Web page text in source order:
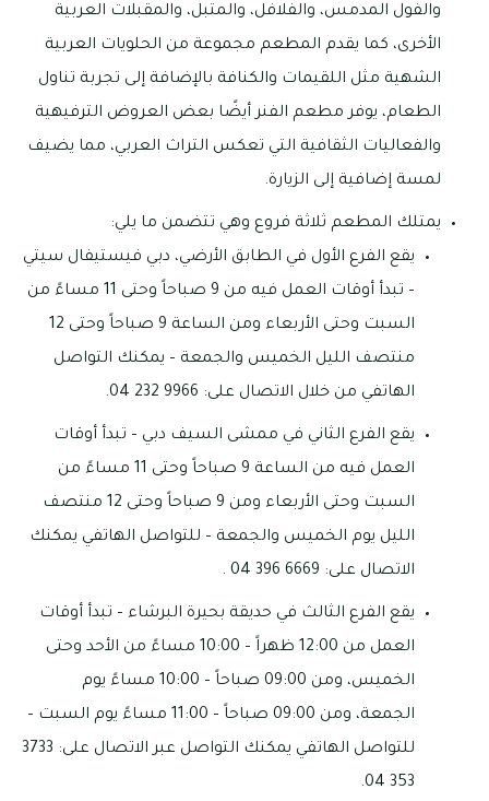
والفول المدمس، والفلافل، والمتبل، والمقبلات العربية
الأخرى، كما يقدم المطعم مجموعة من الحلويات العربية
الشهية مثل اللقيمات والكنافة بالإضافة إلى تجربة تناول
الطعام، يوفر مطعم الفنر أيضًا بعض العروض الترفيهية
والفعاليات الثقافية التي تعكس التراث العربي، مما يضيف
لمسة إضافية إلى الزيارة.
يمتلك المطعم ثلاثة فروع وهي تتضمن ما يلي:
يقع الفرع الأول في الطابق الأرضي، دبي فيستيفال سيتي
– تبدأ أوقات العمل فيه من 9 صباحاً وحتى 11 مساءً من
السبت وحتى الأربعاء ومن الساعة 9 صباحاً وحتى 12
منتصف الليل الخميس والجمعة – يمكنك التواصل
الهاتفي من خلال الاتصال على: 9966 232 04.
يقع الفرع الثاني في ممشى السيف دبي – تبدأ أوقات
العمل فيه من الساعة 9 صباحاً وحتى 11 مساءً من
السبت وحتى الأربعاء ومن 9 صباحاً وحتى 12 منتصف
الليل يوم الخميس والجمعة – للتواصل الهاتفي يمكنك
الاتصال على: 6669 396 04 .
يقع الفرع الثالث في حديقة بحيرة البرشاء – تبدأ أوقات
العمل من 12:00 ظهراً – 10:00 مساءً من الأحد وحتى
الخميس، ومن 09:00 صباحاً – 10:00 مساءً يوم
الجمعة، ومن 09:00 صباحاً – 11:00 مساءً يوم السبت –
للتواصل الهاتفي يمكنك التواصل عبر الاتصال على: 3733
353 04.